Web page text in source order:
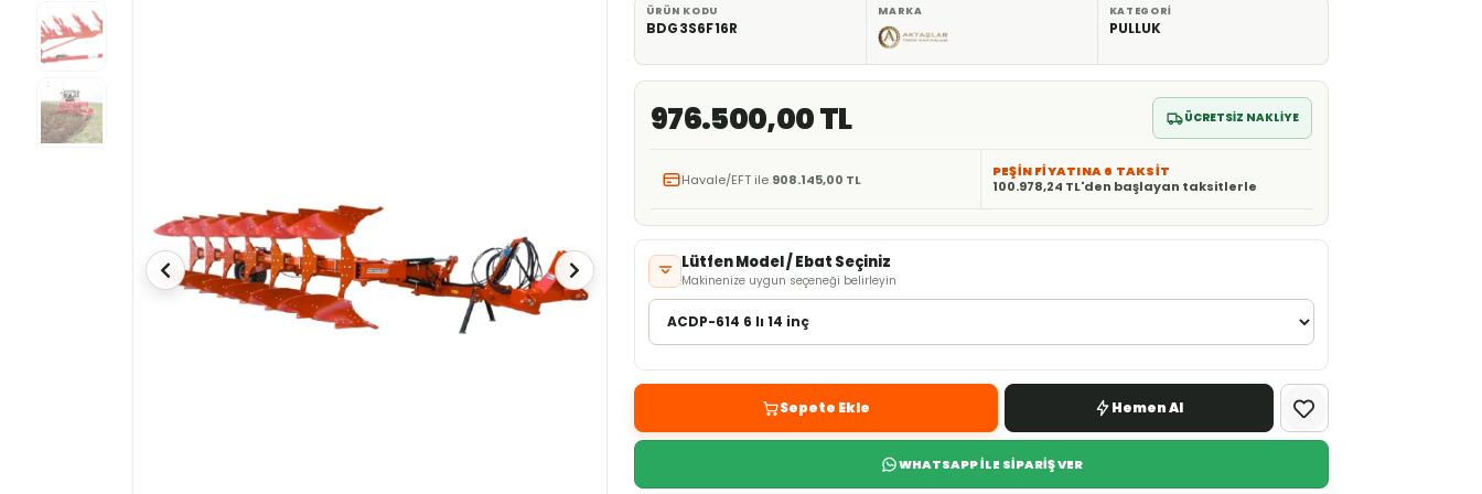
ÜRÜN KODU
BDG3S6F16R
MARKA KATEGORI
PULLUK
976.500,00 TL ÜCRETSİZ NAKLİYE
Havale/EFT ile 908.145,00 TL
PEŞİN FİYATINA 6 TAKSİT
100.978,24 TL'den başlayan taksitlerle
Lütfen Model / Ebat Seçiniz
Makinenize uygun seçeneği belirleyin
Sepete Ekle Hemen Al
WHATSAPP İLE SİPARİŞ VER